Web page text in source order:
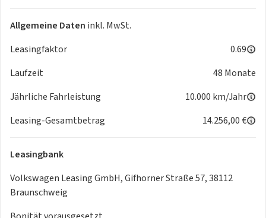
Infotainment-Paket "Discover Media"
Soundsystem "Volkswagen Sound", 300 Watt
Gesamtleistung, Subwoofer, digitaler 8-Kanal-Verstärker, 6
USB-Schnittstelle
Radio
Telefonschnittstelle mit induktiver Ladefunktion
Diversity-Antenne für FM-Empfang
App-Connect Wireless für Apple CarPlay und Android Auto
Innenausstattung
Ambiente-Beleuchtung
Dachhimmel schwarz
Allgemeine Daten inkl. MwSt.
Leasingfaktor
0.69
Laufzeit
48 Monate
Jährliche Fahrleistung
10.000 km/Jahr
Leasing-Gesamtbetrag
14.256,00 €
Leasingbank
Volkswagen Leasing GmbH, Gifhorner Straße 57, 38112
Braunschweig